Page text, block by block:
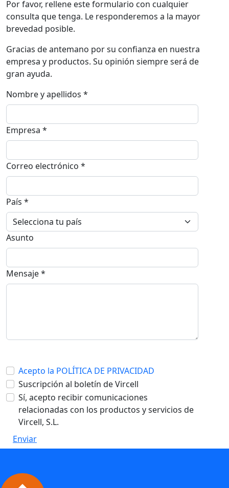
Por favor, rellene este formulario con cualquier
consulta que tenga. Le responderemos a la mayor
brevedad posible.
Gracias de antemano por su confianza en nuestra
empresa y productos. Su opinión siempre será de
gran ayuda.
Nombre y apellidos *
Empresa *
Correo electrónico *
País *
Asunto
Mensaje *
Acepto la POLÍTICA DE PRIVACIDAD
Suscripción al boletín de Vircell
Sí, acepto recibir comunicaciones
relacionadas con los productos y servicios de
Vircell, S.L.
Enviar